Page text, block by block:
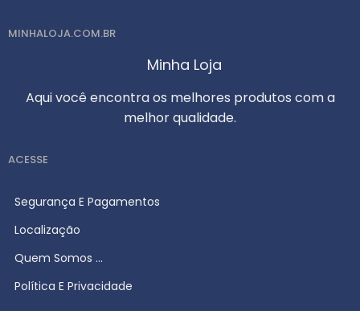
MINHALOJA.COM.BR
Minha Loja
Aqui você encontra os melhores produtos com a
melhor qualidade.
ACESSE
Segurança E Pagamentos
Localização
Quem Somos ...
Política E Privacidade